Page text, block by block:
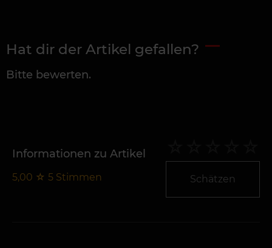
Hat dir der Artikel gefallen?
Bitte bewerten.
Informationen zu Artikel
5,00 ☆ 5 Stimmen Schätzen